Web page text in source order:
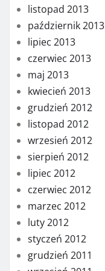
listopad 2013
październik 2013
lipiec 2013
czerwiec 2013
maj 2013
kwiecień 2013
grudzień 2012
listopad 2012
wrzesień 2012
sierpień 2012
lipiec 2012
czerwiec 2012
marzec 2012
luty 2012
styczeń 2012
grudzień 2011